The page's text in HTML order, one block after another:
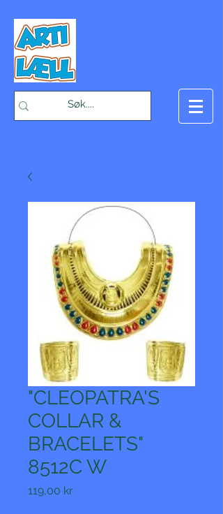
"CLEOPATRA'S
COLLAR &
BRACELETS"
8512C W
119,00 krPris